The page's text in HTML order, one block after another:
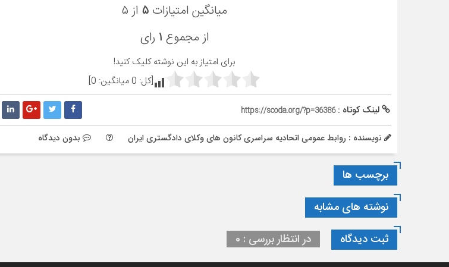
میانگین امتیازات ۵ از ۵
از مجموع ۱ رای
برای امتیاز به این نوشته کلیک کنید!
[کل: 0میانگین: 0
]
لینک کوتاه :https://scoda.org/?p=36386
نویسنده : روابط عمومی اتحادیه سراسری کانون های وکلای دادگستری ایران بدون دیدگاه
برچسب ها
نوشته های مشابه
ثبت دیدگاه
در انتظار بررسی : 0